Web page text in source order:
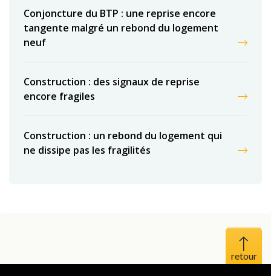
Conjoncture du BTP : une reprise encore
tangente malgré un rebond du logement
neuf
Construction : des signaux de reprise
encore fragiles
Construction : un rebond du logement qui
ne dissipe pas les fragilités
Haut